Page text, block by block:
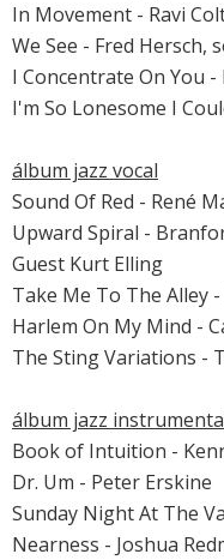
In Movement - Ravi
We See - Fred Hersch,
I Concentrate On You
I'm So Lonesome I
álbum jazz vocal
Sound Of Red - René
Upward Spiral -
Guest Kurt Elling
Take Me To The Alley
Harlem On My Mind -
The Sting Variations -
álbum jazz
Book of Intuition -
Dr. Um - Peter Erskine
Sunday Night At The
Nearness - Joshua